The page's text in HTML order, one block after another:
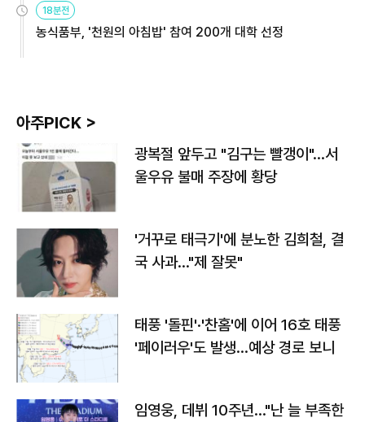
18분전
농식품부, '천원의 아침밥' 참여 200개 대학 선정
아주PICK >
광복절 앞두고 "김구는 빨갱이"…서
울우유 불매 주장에 황당
'거꾸로 태극기'에 분노한 김희철, 결
국 사과…"제 잘못"
태풍 '돌핀'·'찬홈'에 이어 16호 태풍
'페이러우'도 발생…예상 경로 보니
임영웅, 데뷔 10주년…"난 늘 부족한